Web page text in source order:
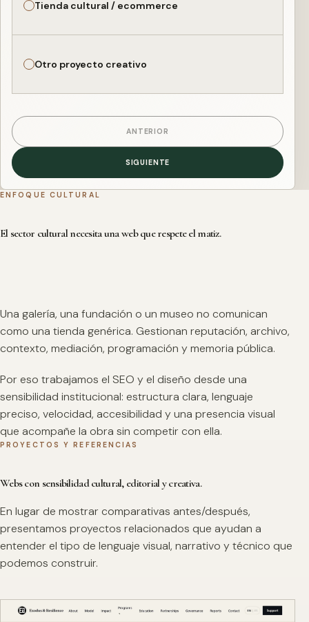
Tienda cultural / ecommerce
Otro proyecto creativo
ANTERIOR
SIGUIENTE
ENFOQUE CULTURAL
El sector cultural necesita una web que respete el matiz.
Una galería, una fundación o un museo no comunican
como una tienda genérica. Gestionan reputación, archivo,
contexto, mediación, programación y memoria pública.
Por eso trabajamos el SEO y el diseño desde una
sensibilidad institucional: estructura clara, lenguaje
preciso, velocidad, accesibilidad y una presencia visual
que acompañe la obra sin competir con ella.
PROYECTOS Y REFERENCIAS
Webs con sensibilidad cultural, editorial y creativa.
En lugar de mostrar comparativas antes/después,
presentamos proyectos relacionados que ayudan a
entender el tipo de lenguaje visual, narrativo y técnico que
podemos construir.